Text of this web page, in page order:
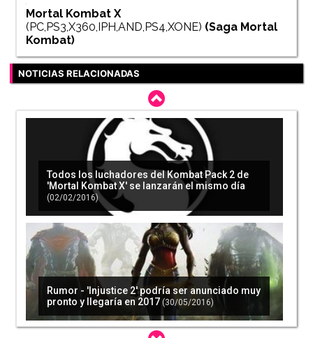
Mortal Kombat X
(PC,PS3,X360,IPH,AND,PS4,XONE) (Saga Mortal
Kombat)
NOTICIAS RELACIONADAS
Todos los luchadores del Kombat Pack 2 de
'Mortal Kombat X' se lanzarán el mismo día
(02/02/2016)
Rumor - 'Injustice 2' podría ser anunciado muy
pronto y llegaría en 2017 (30/05/2016)